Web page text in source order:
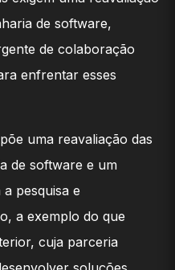
de software,
de colaboração
enfrentar esses
uma reavaliação das
de software e um
pesquisa e
a exemplo do que
cuja parceria